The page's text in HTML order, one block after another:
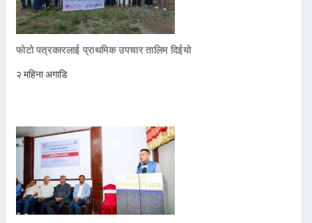
फोटो पत्रकारलाई प्राथमिक उपचार तालिम दिईयो
२ महिना अगाडि